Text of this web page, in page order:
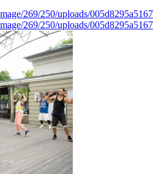
269/250/uploads/
269/250/uploads/